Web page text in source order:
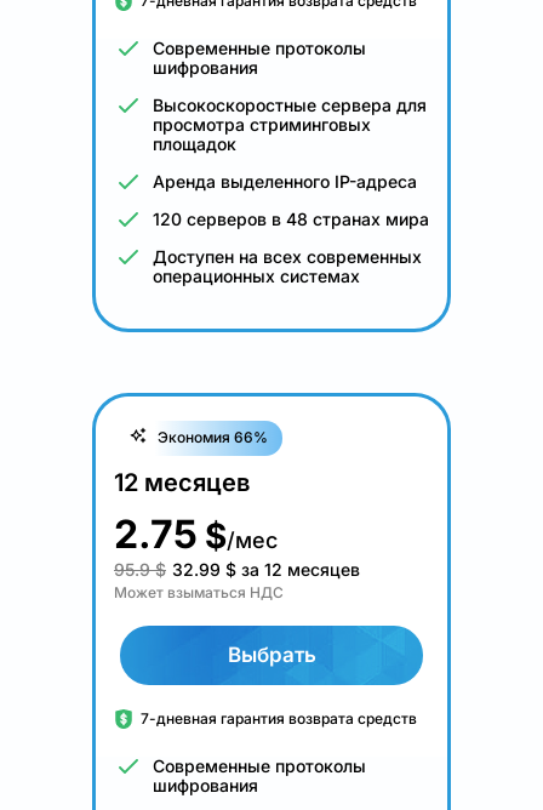
Современные протоколы
шифрования
Высокоскоростные сервера для
просмотра стриминговых
площадок
Аренда выделенного IP-адреса
120 серверов в 48 странах мира
Доступен на всех современных
операционных системах
Экономия 66%
12 месяцев
2.75 $/мес
95.9 $ 32.99 $ за 12 месяцев
Может взыматься НДС
Выбрать
7-дневная гарантия возврата средств
Современные протоколы
шифрования